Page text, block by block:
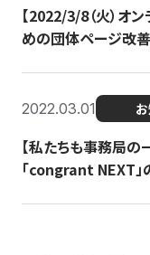
【2022/3/8（火）オ
めの団体ページ改
2022.03.01
【私たちも事務局の
「congrant NEXT」